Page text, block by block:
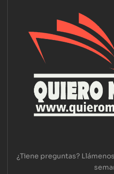
¿Tiene preguntas?